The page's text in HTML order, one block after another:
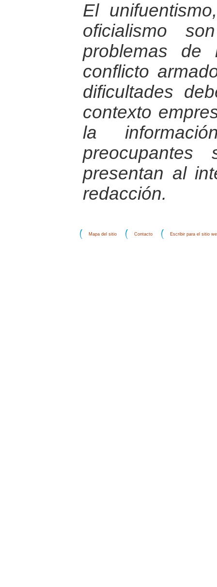
El
oficialismo
problemas
conflicto
dificultades
contexto
la
preocupantes
presentan al
redacción.
Mapa del sitio Contacto Escribir para el sitio